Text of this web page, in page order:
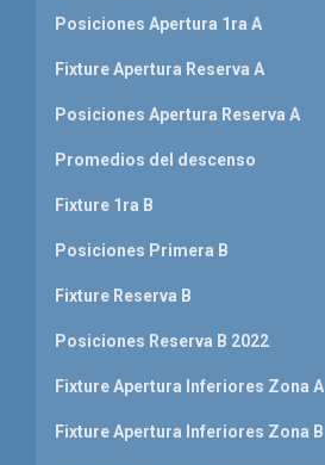
Posiciones Apertura 1ra A
Fixture Apertura Reserva A
Posiciones Apertura Reserva A
Promedios del descenso
Fixture 1ra B
Posiciones Primera B
Fixture Reserva B
Posiciones Reserva B 2022
Fixture Apertura Inferiores Zona A
Fixture Apertura Inferiores Zona B